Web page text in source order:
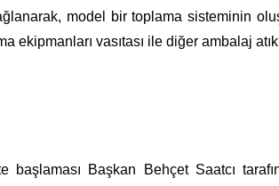
model bir toplama sisteminin
ekipmanları vasıtası ile diğer ambalaj
Başkan Behçet Saatcı